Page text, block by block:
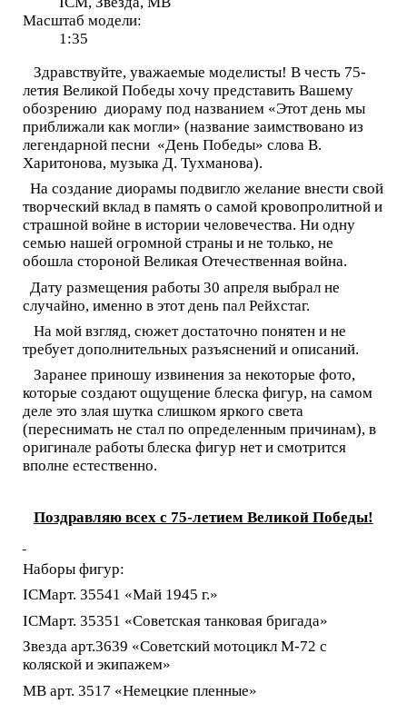
Масштаб модели:
1:35
Здравствуйте, уважаемые моделисты! В честь 75-
летия Великой Победы хочу представить Вашему
обозрению диораму под названием «Этот день мы
приближали как могли» (название заимствовано из
легендарной песни «День Победы» слова В.
Харитонова, музыка Д. Тухманова).
На создание диорамы подвигло желание внести свой
творческий вклад в память о самой кровопролитной и
страшной войне в истории человечества. Ни одну
семью нашей огромной страны и не только, не
обошла стороной Великая Отечественная война.
Дату размещения работы 30 апреля выбрал не
случайно, именно в этот день пал Рейхстаг.
На мой взгляд, сюжет достаточно понятен и не
требует дополнительных разъяснений и описаний.
Заранее приношу извинения за некоторые фото,
которые создают ощущение блеска фигур, на самом
деле это злая шутка слишком яркого света
(переснимать не стал по определенным причинам), в
оригинале работы блеска фигур нет и смотрится
вполне естественно.
Поздравляю всех с 75-летием Великой Победы!
Наборы фигур:
ICMарт. 35541 «Май 1945 г.»
ICMарт. 35351 «Советская танковая бригада»
Звезда арт.3639 «Советский мотоцикл М-72 с
коляской и экипажем»
МВ арт. 3517 «Немецкие пленные»